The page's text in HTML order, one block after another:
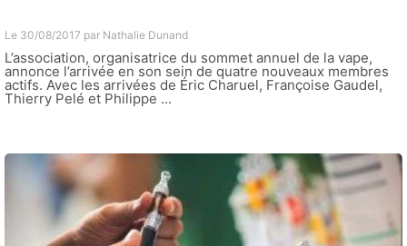
Le 30/08/2017 par Nathalie Dunand
L’association, organisatrice du sommet annuel de la vape,
annonce l’arrivée en son sein de quatre nouveaux membres
actifs. Avec les arrivées de Éric Charuel, Françoise Gaudel,
Thierry Pelé et Philippe ...